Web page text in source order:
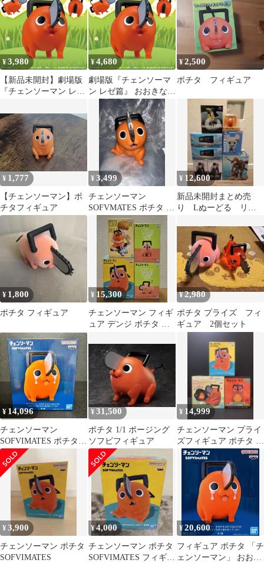
¥3,980
【新品未開封】劇場版
『チェンソーマン レゼ
SOFVIMATES ～てくて
くポチタ～ フィギュア
¥4,680
劇場版『チェンソーマ
ン レゼ篇』 おおきな
SOFVIMATES～てくて
くポチタ
¥2,500
ポチタ フィギュア
¥ 1,777
【チェンソーマン】ポ
チタフィギュア
¥3,499
チェンソーマン
SOFVMATES ポチタ フ
ィギュア
¥ 12,600
新品未開封まとめ売
り Lぬーどる リン
鬼滅の刃 他
¥ 1,800
ポチタ フィギュア
¥ 15,300
チェンソーマン フィギ
ュア デンジ ポチタ ま
¥2,980
ポチタ プライズ フィ
ギュア 2個セット
¥ 14,096
チェンソーマン
SOFVIMATES ポチタ
フィギュア
¥31,500
ポチタ 1/1 ポージング
ソフビフィギュア
¥ 14,999
チェンソーマン プライ
ズフィギュア ポチタ ル
ームライト 貯金箱
¥3,900
チェンソーマン ポチタ
SOFVIMATES
¥4,000
チェンソーマン ポチタ
SOFVIMATES フィギュ
¥20,600
フィギュア ポチタ 「チ
ェンソーマン」 おおき